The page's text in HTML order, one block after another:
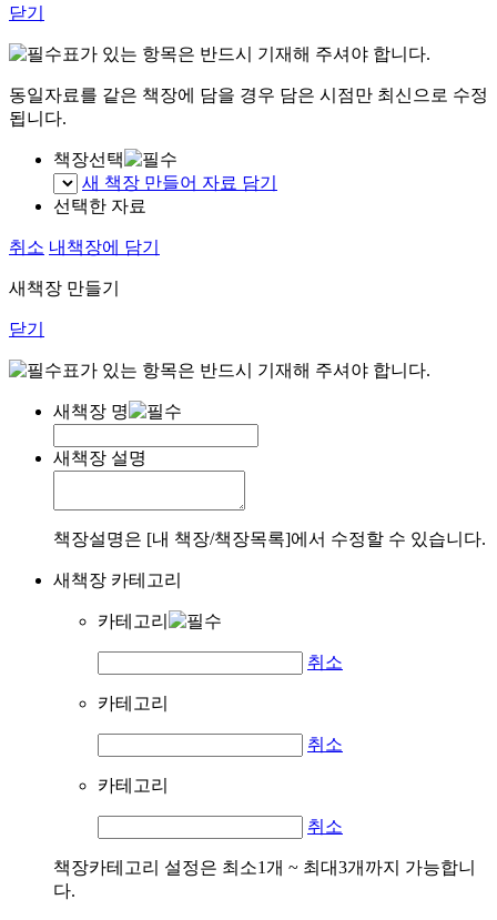
닫기
표가 있는 항목은 반드시 기재해 주셔야 합니다.
동일자료를 같은 책장에 담을 경우 담은 시점만 최신으로 수정
됩니다.
책장선택
새 책장 만들어 자료 담기
선택한 자료
취소 내책장에 담기
새책장 만들기
닫기
표가 있는 항목은 반드시 기재해 주셔야 합니다.
새책장 명
새책장 설명
책장설명은 [내 책장/책장목록]에서 수정할 수 있습니다.
새책장 카테고리
카테고리
취소
카테고리
취소
카테고리
취소
책장카테고리 설정은 최소1개 ~ 최대3개까지 가능합니
다.